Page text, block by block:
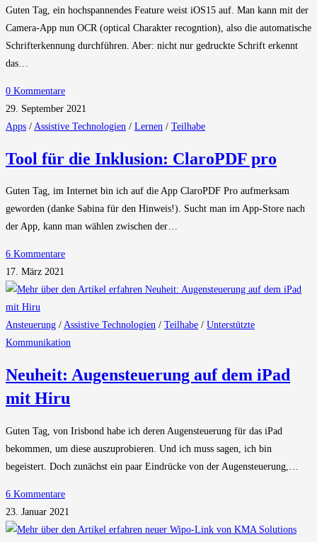
Guten Tag, ein hochspannendes Feature weist iOS15 auf. Man kann mit der
Camera-App nun OCR (optical Charakter recogntion), also die automatische
Schrifterkennung durchführen. Aber: nicht nur gedruckte Schrift erkennt
das…
0 Kommentare
29. September 2021
Apps / Assistive Technologien / Lernen / Teilhabe
Tool für die Inklusion: ClaroPDF pro
Guten Tag, im Internet bin ich auf die App ClaroPDF Pro aufmerksam
geworden (danke Sabina für den Hinweis!). Sucht man im App-Store nach
der App, kann man wählen zwischen der…
6 Kommentare
17. März 2021
Ansteuerung / Assistive Technologien / Teilhabe / Unterstützte
Kommunikation
Neuheit: Augensteuerung auf dem iPad
mit Hiru
Guten Tag, von Irisbond habe ich deren Augensteuerung für das iPad
bekommen, um diese auszuprobieren. Und ich muss sagen, ich bin
begeistert. Doch zunächst ein paar Eindrücke von der Augensteuerung,…
6 Kommentare
23. Januar 2021